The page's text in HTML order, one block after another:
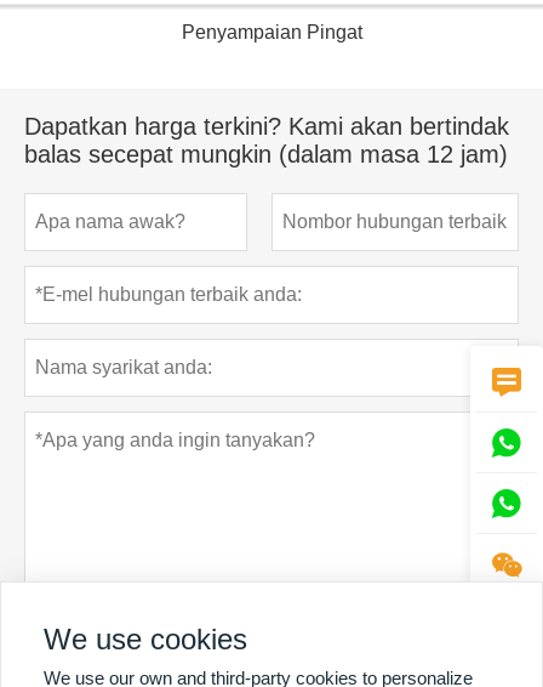
Penyampaian Pingat
Dapatkan harga terkini? Kami akan bertindak
balas secepat mungkin (dalam masa 12 jam)




We use cookies
We use our own and third-party cookies to personalize